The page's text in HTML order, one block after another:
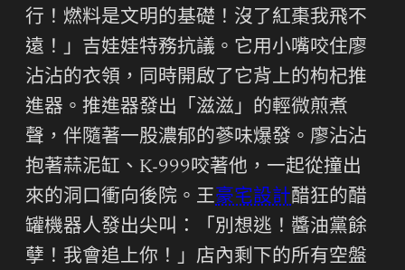
行！燃料是文明的基礎！沒了紅棗我飛不
遠！」吉娃娃特務抗議。它用小嘴咬住廖
沾沾的衣領，同時開啟了它背上的枸杞推
進器。推進器發出「滋滋」的輕微煎煮
聲，伴隨著一股濃郁的蔘味爆發。廖沾沾
抱著蒜泥缸、K-999咬著他，一起從撞出
來的洞口衝向後院。王豪宅設計醋狂的醋
罐機器人發出尖叫：「別想逃！醬油黨餘
孽！我會追上你！」店內剩下的所有空盤